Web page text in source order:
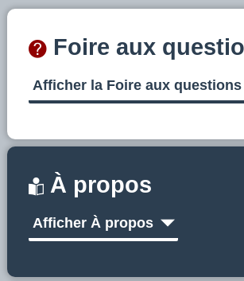
Foire aux
Afficher la Foire aux questions
À propos
Afficher À propos